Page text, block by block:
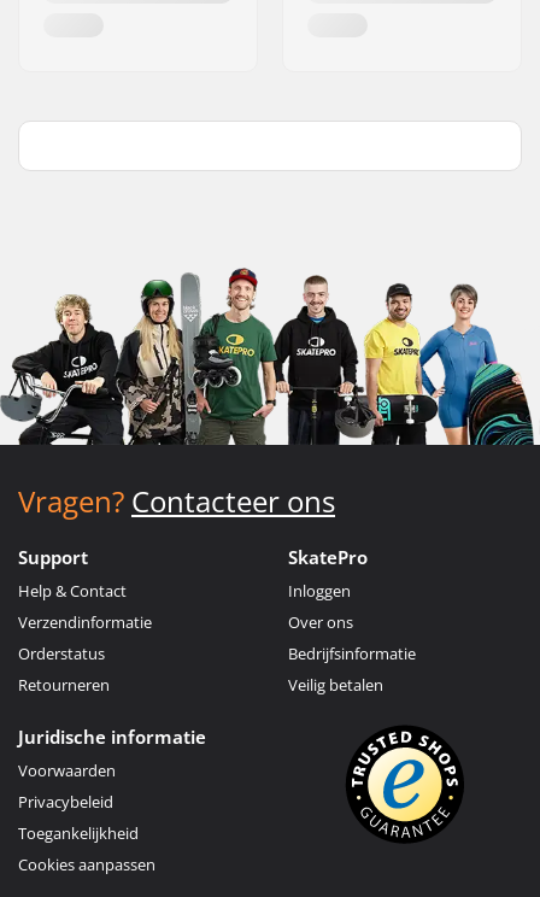
Vragen? Contacteer ons
Support
Help & Contact
Verzendinformatie
Orderstatus
Retourneren
SkatePro
Inloggen
Over ons
Bedrijfsinformatie
Veilig betalen
Juridische informatie
Voorwaarden
Privacybeleid
Toegankelijkheid
Cookies aanpassen